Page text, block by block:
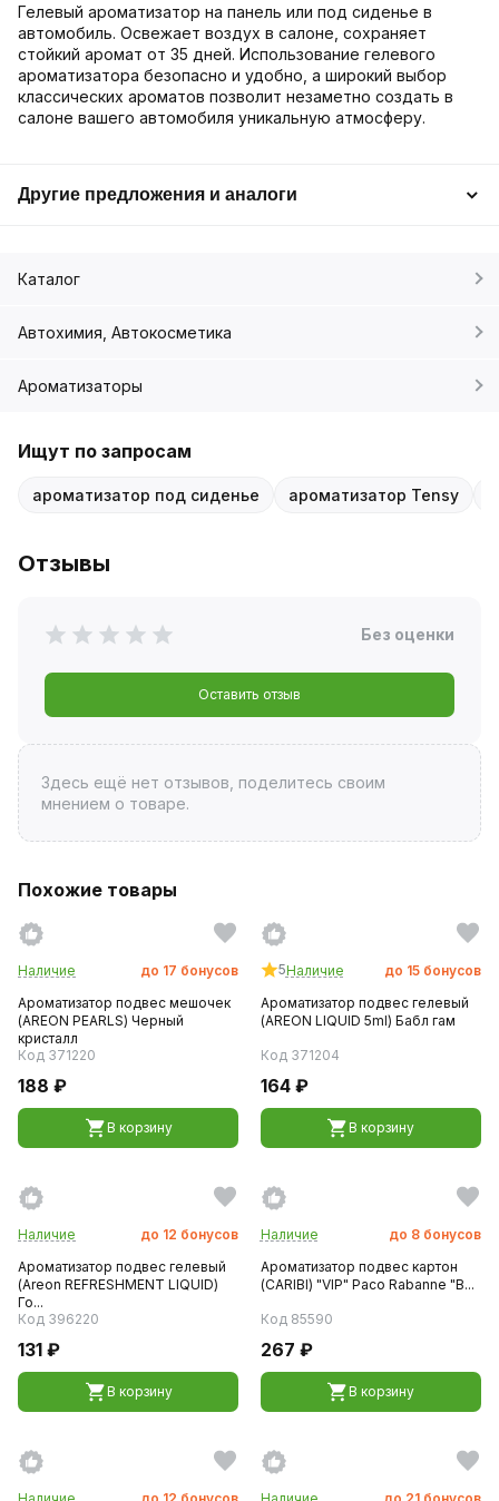
Гелевый ароматизатор на панель или под сиденье в
автомобиль. Освежает воздух в салоне, сохраняет
стойкий аромат от 35 дней. Использование гелевого
ароматизатора безопасно и удобно, а широкий выбор
классических ароматов позволит незаметно создать в
салоне вашего автомобиля уникальную атмосферу.
Другие предложения и аналоги
Каталог
Автохимия, Автокосметика
Ароматизаторы
Ищут по запросам
ароматизатор под сиденье ароматизатор Tensy
Отзывы
Без оценки
Оставить отзыв
Здесь ещё нет отзывов, поделитесь своим
мнением о товаре.
Похожие товары
Наличие до 17 бонусов
Ароматизатор подвес мешочек
(AREON PEARLS) Черный
кристалл
Код 371220
188 ₽
В корзину
5Наличие до 15 бонусов
Ароматизатор подвес гелевый
(AREON LIQUID 5ml) Бабл гам
Код 371204
164 ₽
В корзину
Наличие до 12 бонусов
Ароматизатор подвес гелевый
(Areon REFRESHMENT LIQUID)
Го...
Код 396220
131 ₽
В корзину
Наличие до 8 бонусов
Ароматизатор подвес картон
(CARIBI) "VIP" Paco Rabanne "B...
Код 85590
267 ₽
В корзину